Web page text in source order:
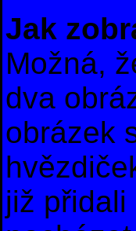
Jak
Možná,
dva
obrázek
již